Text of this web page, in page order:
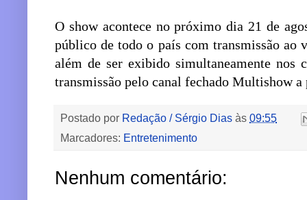
O show acontece no próximo dia 21 de
público de todo o país com transmissão ao
além de ser exibido simultaneamente nos
transmissão pelo canal fechado Multishow a
Postado por Redação / Sérgio Dias às 09:55
Marcadores: Entretenimento
Nenhum comentário: